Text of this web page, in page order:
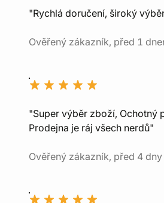
"Rychlá doručení, široký
Ověřený zákazník, před 1
"Super výběr zboží, Ochotný
Prodejna je ráj všech nerdů"
Ověřený zákazník, před 4 dny